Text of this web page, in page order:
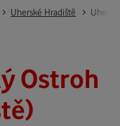
Uherské Hradiště
Ostroh